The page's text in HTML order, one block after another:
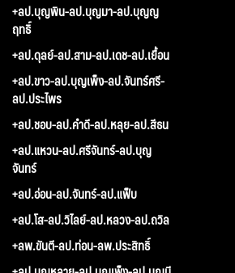
+ลป.บุญพิน-ลป.บุญมา-ลป.บุญญ
ฤทธิ์
+ลป.ดุลย์-ลป.สาม-ลป.เดช-ลป.เยื้อน
+ลป.ขาว-ลป.บุญเพ็ง-ลป.จันทร์ศรี-
ลป.ประไพร
+ลป.ชอบ-ลป.คำดี-ลป.หลุย-ลป.สีธน
+ลป.แหวน-ลป.ศรีจันทร์-ลป.บุญ
จันทร์
+ลป.อ่อน-ลป.จันทร์-ลป.แฟ็บ
+ลป.โส-ลป.วิไลย์-ลป.หลวง-ลป.ถวิล
+ลพ.ขันตี-ลป.ท่อน-ลพ.ประสิทธิ์